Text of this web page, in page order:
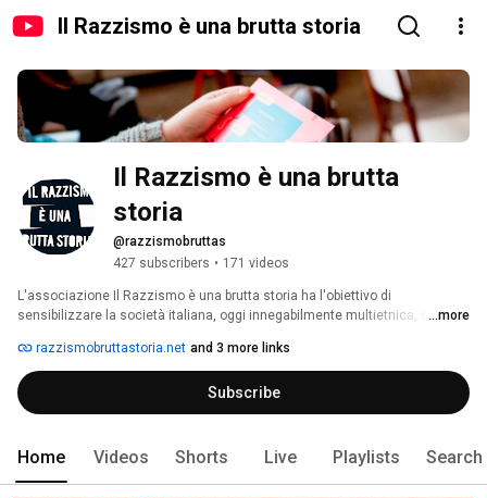
Il Razzismo è una brutta storia
Il Razzismo è una brutta
storia
@razzismobruttas
427 subscribers • 171 videos
L'associazione Il Razzismo è una brutta storia ha l'obiettivo di
sensibilizzare la società italiana, oggi innegabilmente multietnica, su
e la lotta contro la marginalità attraverso iniziative culturali di diverso tipo
(pubblicazioni, festival, eventi culturali).
...more
razzismobruttastoria.net and 3 more links
Subscribe
Home Videos Shorts Live Playlists Search